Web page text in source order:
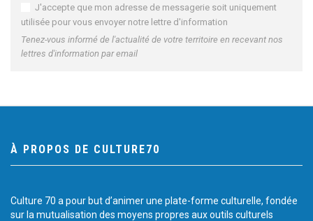
J'accepte que mon adresse de messagerie soit uniquement
utilisée pour vous envoyer notre lettre d'information
Tenez-vous informé de l'actualité de votre territoire en recevant nos
lettres d'information par email
À PROPOS DE CULTURE70
Culture 70 a pour but d’animer une plate-forme culturelle, fondée
sur la mutualisation des moyens propres aux outils culturels